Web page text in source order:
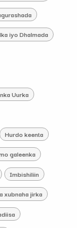
iyo Dhalmada
Uurka
Hurdo keenta
galeenka
Imbishiliin
xubnaha jirka